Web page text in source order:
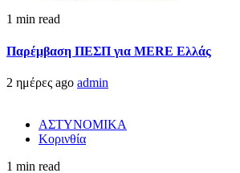
1 min read
Παρέμβαση ΠΕΣΠ για MERE Ελλάς
2 ημέρες ago admin
ΑΣΤΥΝΟΜΙΚΑ
Κορινθία
1 min read